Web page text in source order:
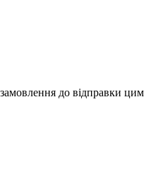
до відправки цим